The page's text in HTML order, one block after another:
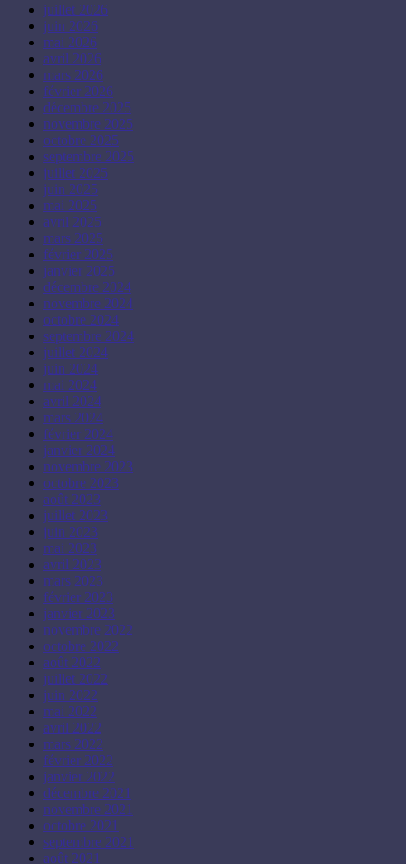
juillet 2026
juin 2026
mai 2026
avril 2026
mars 2026
février 2026
décembre 2025
novembre 2025
octobre 2025
septembre 2025
juillet 2025
juin 2025
mai 2025
avril 2025
mars 2025
février 2025
janvier 2025
décembre 2024
novembre 2024
octobre 2024
septembre 2024
juillet 2024
juin 2024
mai 2024
avril 2024
mars 2024
février 2024
janvier 2024
novembre 2023
octobre 2023
août 2023
juillet 2023
juin 2023
mai 2023
avril 2023
mars 2023
février 2023
janvier 2023
novembre 2022
octobre 2022
août 2022
juillet 2022
juin 2022
mai 2022
avril 2022
mars 2022
février 2022
janvier 2022
décembre 2021
novembre 2021
octobre 2021
septembre 2021
août 2021